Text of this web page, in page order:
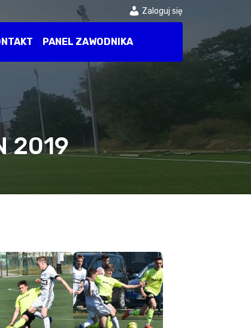
Zaloguj się
PANEL ZAWODNIKA
2019